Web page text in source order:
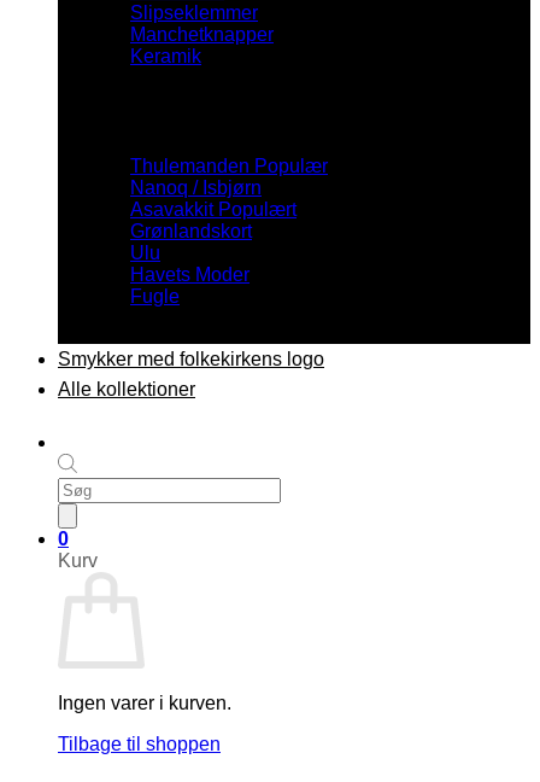
Products
search
0
Kurv
Ingen varer i kurven.
Tilbage til shoppen
Slipseklemmer
Manchetknapper
Keramik
Thulemanden
Nanoq / Isbjørn
Asavakkit
Grønlandskort
Ulu
Havets Moder
Fugle
Smykker med folkekirkens logo
Alle kollektioner